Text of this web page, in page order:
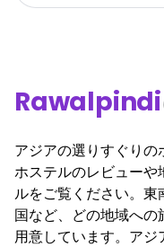
Rawalpindi
アジアの選りすぐり
ホステルのレビューや
ルをご覧ください。東
国など、どの地域へ
用意しています。アジ